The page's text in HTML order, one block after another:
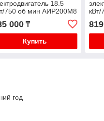
18.5
750 об мин АИР200М8
000₸
Купить
год